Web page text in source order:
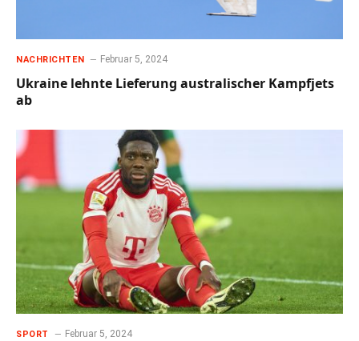
NACHRICHTEN Februar 5, 2024
Ukraine lehnte Lieferung australischer Kampfjets
ab
SPORT Februar 5, 2024